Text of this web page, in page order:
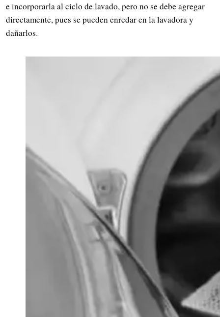
e incorporarla al ciclo de lavado, pero no se debe agregar
directamente, pues se pueden enredar en la lavadora y
dañarlos.